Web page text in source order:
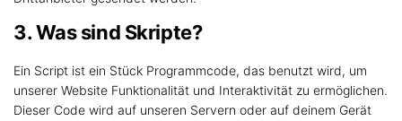
3. Was sind Skripte?
Ein Script ist ein Stück Programmcode, das benutzt wird, um
unserer Website Funktionalität und Interaktivität zu ermöglichen.
Dieser Code wird auf unseren Servern oder auf deinem Gerät